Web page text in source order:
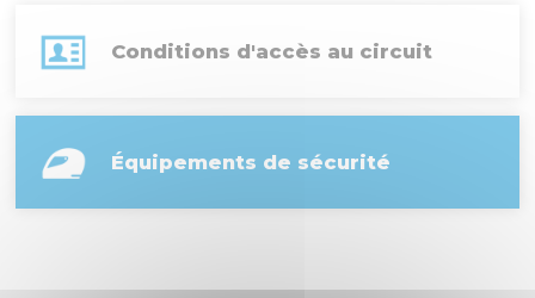
Conditions d'accès au circuit
Équipements de sécurité